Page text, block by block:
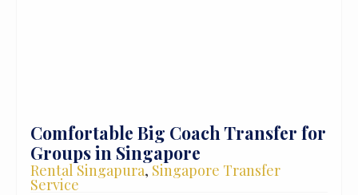
Comfortable Big Coach Transfer for
Groups in Singapore
Rental Singapura, Singapore Transfer
Service